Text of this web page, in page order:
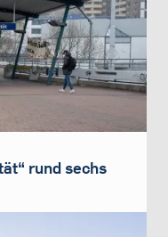
rund sechs